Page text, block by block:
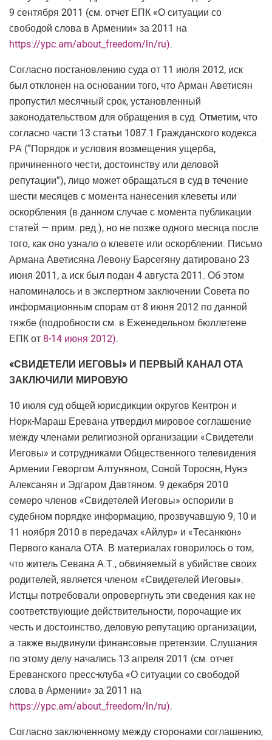
9 сентября 2011 (см. отчет ЕПК «О ситуации со
свободой слова в Армении» за 2011 на
https://ypc.am/about_freedom/ln/ru).
Согласно постановлению суда от 11 июля 2012, иск
был отклонен на основании того, что Арман Аветисян
пропустил месячный срок, установленный
законодательством для обращения в суд. Отметим, что
согласно части 13 статьи 1087.1 Гражданского кодекса
РА (“Порядок и условия возмещения ущерба,
причиненного чести, достоинству или деловой
репутации”), лицо может обращаться в суд в течение
шести месяцев с момента нанесения клеветы или
оскорбления (в данном случае с момента публикации
статей — прим. ред.), но не позже одного месяца после
того, как оно узнало о клевете или оскорблении. Письмо
Армана Аветисяна Левону Барсегяну датировано 23
июня 2011, а иск был подан 4 августа 2011. Об этом
напоминалось и в экспертном заключении Совета по
информационным спорам от 8 июня 2012 по данной
тяжбе (подробности см. в Еженедельном бюллетене
ЕПК от 8-14 июня 2012).
«СВИДЕТЕЛИ ИЕГОВЫ» И ПЕРВЫЙ КАНАЛ ОТА
ЗАКЛЮЧИЛИ МИРОВУЮ
10 июля суд общей юрисдикции округов Кентрон и
Норк-Мараш Еревана утвердил мировое соглашение
между членами религиозной организации «Свидетели
Иеговы» и сотрудниками Общественного телевидения
Армении Геворгом Алтуняном, Соной Торосян, Нунэ
Алексанян и Эдгаром Давтяном. 9 декабря 2010
семеро членов «Свидетелей Иеговы» оспорили в
судебном порядке информацию, прозвучавшую 9, 10 и
11 ноября 2010 в передачах «Айлур» и «Тесанкюн»
Первого канала ОТА. В материалах говорилось о том,
что житель Севана А.Т., обвиняемый в убийстве своих
родителей, является членом «Свидетелей Иеговы».
Истцы потребовали опровергнуть эти сведения как не
соответствующие действительности, порочащие их
честь и достоинство, деловую репутацию организации,
а также выдвинули финансовые претензии. Слушания
по этому делу начались 13 апреля 2011 (см. отчет
Ереванского пресс-клуба «О ситуации со свободой
слова в Армении» за 2011 на
https://ypc.am/about_freedom/ln/ru).
Согласно заключенному между сторонами соглашению,